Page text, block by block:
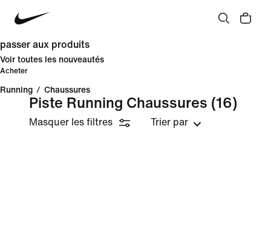
passer aux produits
Voir toutes les nouveautés
Acheter
Running / Chaussures
Piste Running Chaussures (16)
Masquer les filtres Trier par